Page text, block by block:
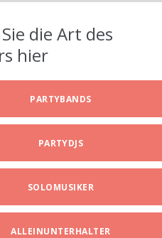
die Art des
hier
PARTYBANDS
PARTYDJS
SOLOMUSIKER
ALLEINUNTERHALTER